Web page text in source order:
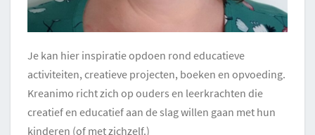
Je kan hier inspiratie opdoen rond educatieve
activiteiten, creatieve projecten, boeken en opvoeding.
Kreanimo richt zich op ouders en leerkrachten die
creatief en educatief aan de slag willen gaan met hun
kinderen (of met zichzelf.)